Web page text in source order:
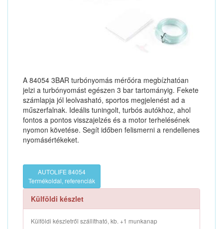
A 84054 3BAR turbónyomás mérőóra megbízhatóan
jelzi a turbónyomást egészen 3 bar tartományig. Fekete
számlapja jól leolvasható, sportos megjelenést ad a
műszerfalnak. Ideális tuningolt, turbós autókhoz, ahol
fontos a pontos visszajelzés és a motor terhelésének
nyomon követése. Segít időben felismerni a rendellenes
nyomásértékeket.
AUTOLIFE 84054
Termékoldal, referenciák
Külföldi készlet
Külföldi készletről szállítható, kb. +1 munkanap